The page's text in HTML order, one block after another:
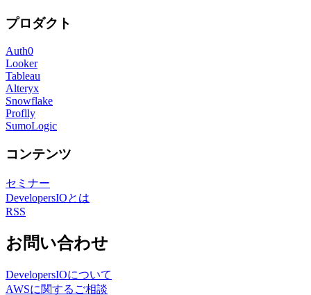
プロダクト
Auth0
Looker
Tableau
Alteryx
Snowflake
Proflly
SumoLogic
コンテンツ
セミナー
DevelopersIOとは
RSS
お問い合わせ
DevelopersIOについて
AWSに関するご相談